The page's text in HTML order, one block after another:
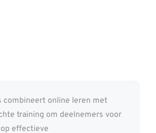
combineert online leren met
training om deelnemers voor
effectieve